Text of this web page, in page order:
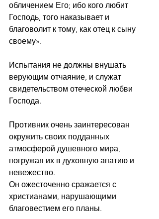
обличением Его; ибо кого любит
Господь, того наказывает и
благоволит к тому, как отец к сыну
своему».
Испытания не должны внушать
верующим отчаяние, и служат
свидетельством отеческой любви
Господа.
Противник очень заинтересован
окружить своих подданных
атмосферой душевного мира,
погружая их в духовную апатию и
невежество.
Он ожесточенно сражается с
христианами, нарушающими
благовестием его планы.